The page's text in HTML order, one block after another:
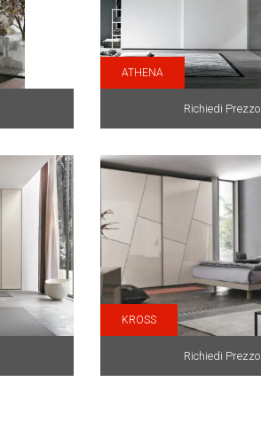
ATHENA
Richiedi Prezzo
KROSS
Richiedi Prezzo